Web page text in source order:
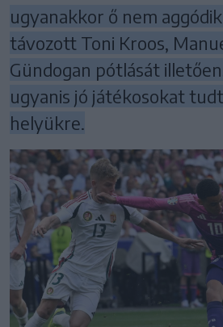
ugyanakkor ő nem
távozott Toni Kroos,
Gündogan pótlását
ugyanis jó játékosokat
helyükre.